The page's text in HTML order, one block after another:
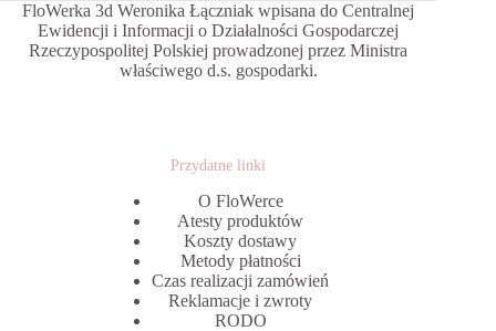
FloWerka 3d Weronika Łączniak wpisana do Centralnej
Ewidencji i Informacji o Działalności Gospodarczej
Rzeczypospolitej Polskiej prowadzonej przez Ministra
właściwego d.s. gospodarki.
Przydatne linki
O FloWerce
Atesty produktów
Koszty dostawy
Metody płatności
Czas realizacji zamówień
Reklamacje i zwroty
RODO